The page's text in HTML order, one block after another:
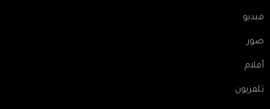
فيديو
صور
أفلام
تلفزيون